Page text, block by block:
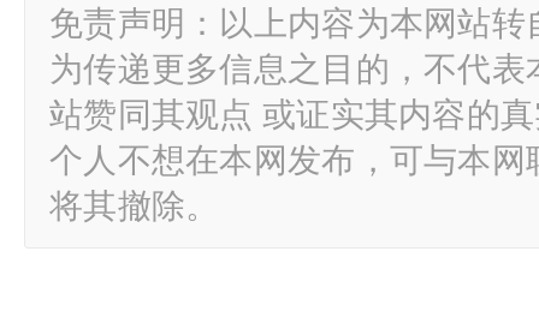
免责声明：以上内容为本网站
为传递更多信息之目的，不代
站赞同其观点 或证实其内容的
个人不想在本网发布，可与本
将其撤除。